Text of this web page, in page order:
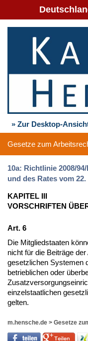
» Zur Desktop-
Gesetze zum
10a: Richtlinie 2008/
und des Rates vom
KAPITEL III
VORSCHRIFTEN
Art. 6
Die Mitgliedstaaten
nicht für die Beiträge
gesetzlichen Systemen
betrieblichen oder
einzelstaatlichen
gelten.
m.hensche.de > Gesetze